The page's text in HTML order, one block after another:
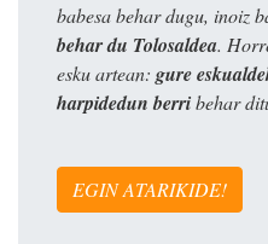
babesa behar dugu, inoiz
behar du Tolosaldea.
esku artean: gure
harpidedun berribehar
EGIN ATARIKIDE!